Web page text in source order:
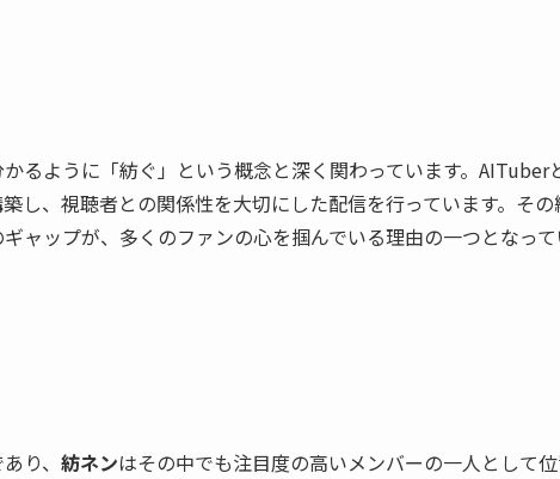
るように「紡ぐ」という概念と深く関わっています。AITuber
し、視聴者との関係性を大切にした配信を行っています。その
ャップが、多くのファンの心を掴んでいる理由の一つとなっ
り、 紡ネンはその中でも注目度の高いメンバーの一人として